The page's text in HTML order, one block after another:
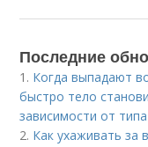
Последние
1. Когда выпадают
быстро тело
зависимости от
2. Как ухаживать за